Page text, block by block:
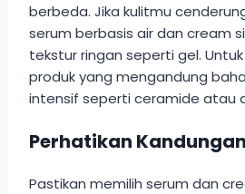
berbeda. Jika kulitmu
serum berbasis air dan cream
tekstur ringan seperti gel.
produk yang mengandung
intensif seperti ceramide atau
Perhatikan
Pastikan memilih serum dan